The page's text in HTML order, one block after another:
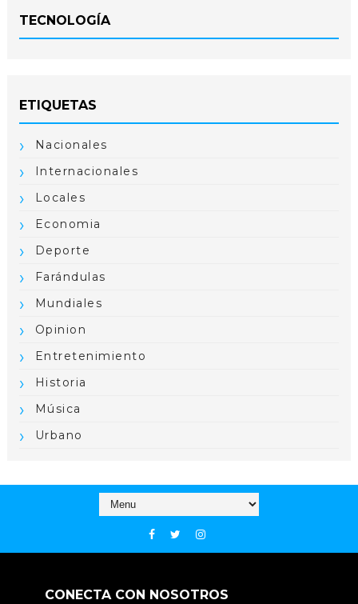
TECNOLOGÍA
ETIQUETAS
Nacionales
Internacionales
Locales
Economia
Deporte
Farándulas
Mundiales
Opinion
Entretenimiento
Historia
Música
Urbano
CONECTA CON NOSOTROS